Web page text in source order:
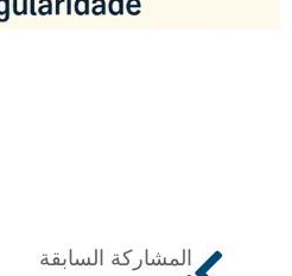
المشاركة السابقة